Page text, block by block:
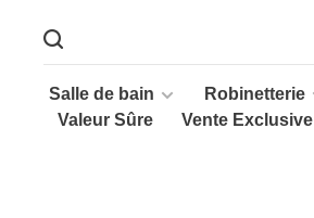
Salle de bain Robinetterie
Valeur Sûre
Vente Exclusive